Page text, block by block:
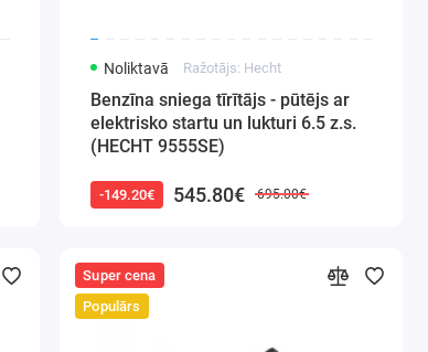
Noliktavā Ražotājs: Hecht
Benzīna sniega tīrītājs - pūtējs ar
elektrisko startu un lukturi 6.5 z.s.
(HECHT 9555SE)
-149.20€ 545.80€ 695.00€
Super cena
Populārs